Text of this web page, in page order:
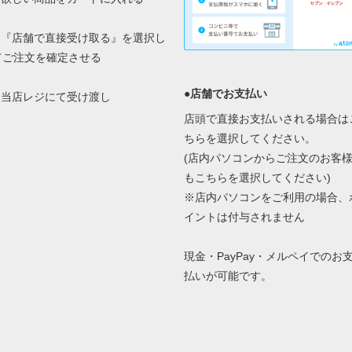
店舗で直接受け取る』を選択し
ご注文を確定させる
店レジにて受け渡し
●店舗でお支払い
店頭で直接お支払いされる場合は
ちらを選択してください。
(店内パソコンからご注文のお客様
もこちらを選択してください)
※店内パソコンをご利用の場合、
イントは付与されません
現金・PayPay・メルペイでのお
払いが可能です。